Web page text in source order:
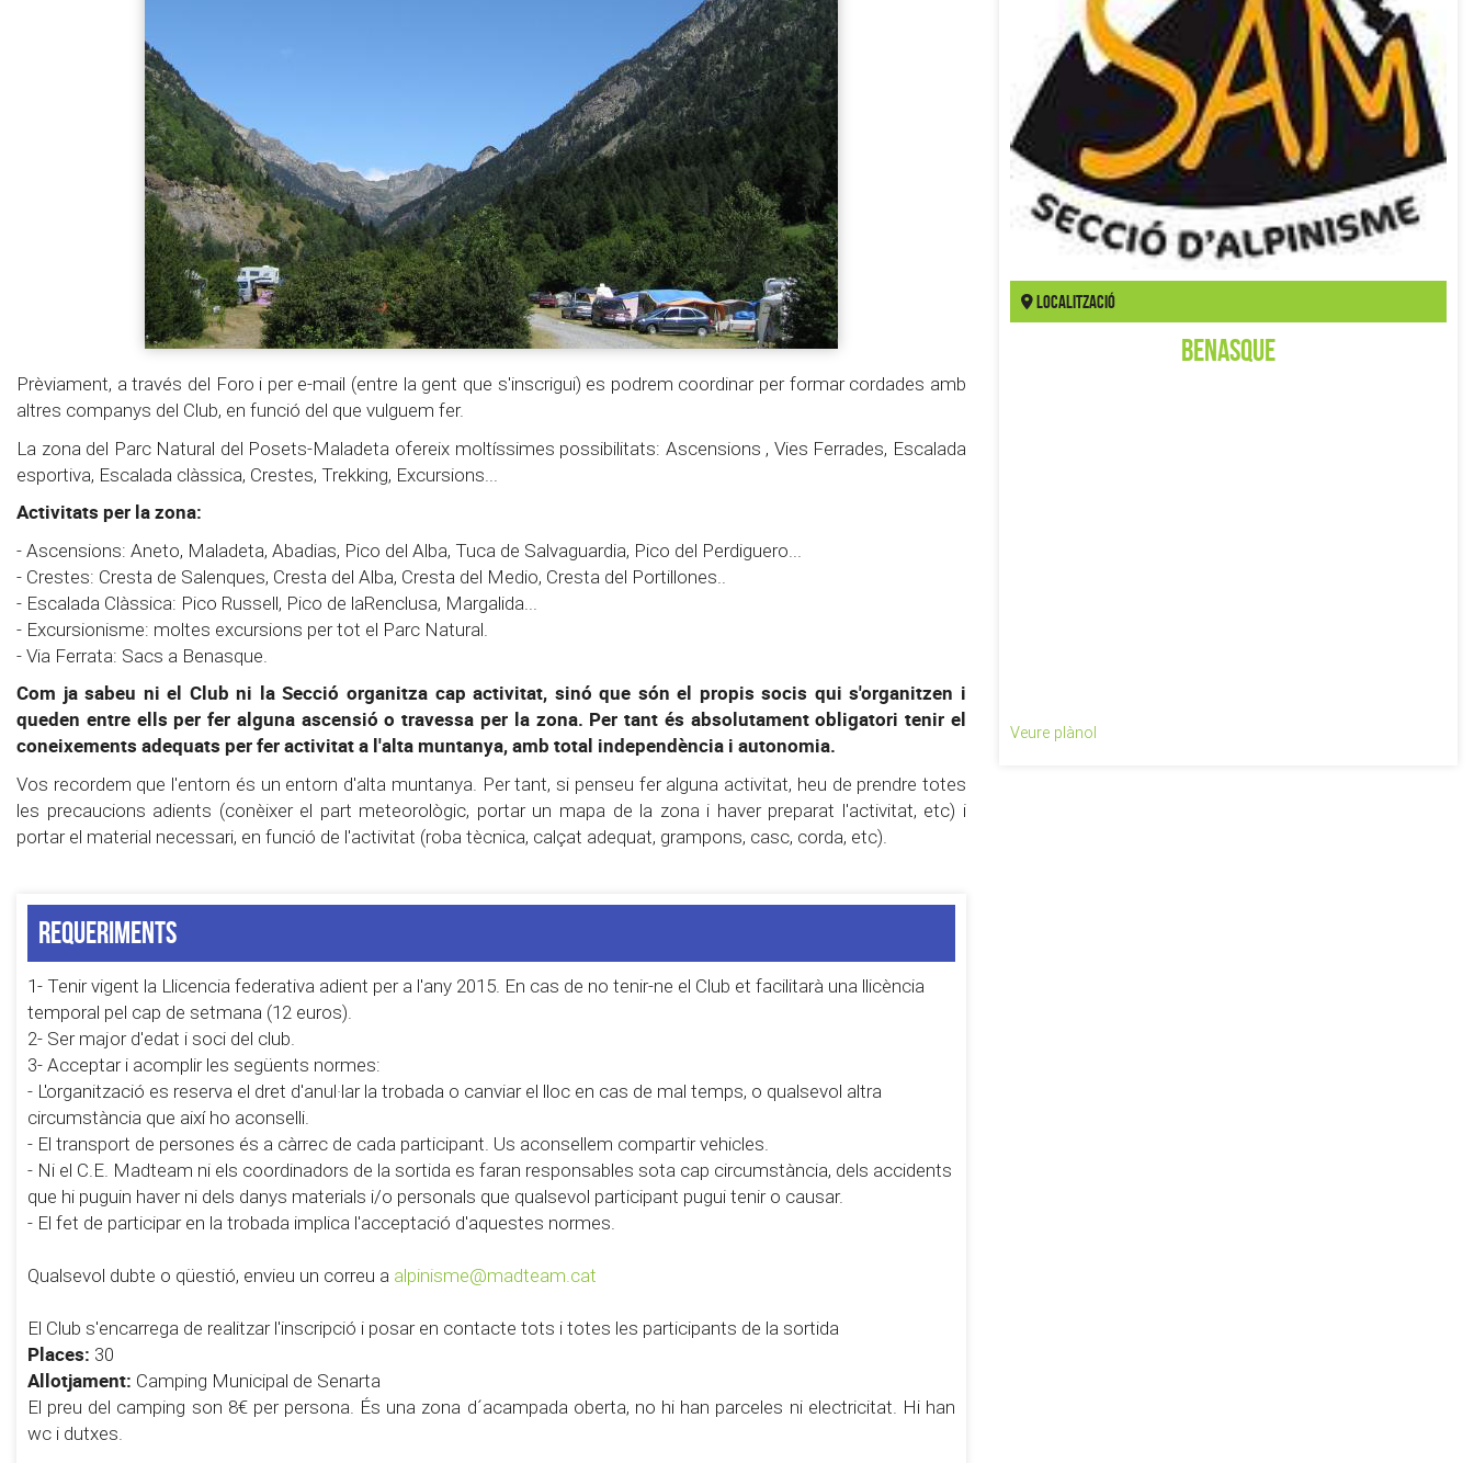
Prèviament, a través del Foro i per e-mail (entre la gent que s'inscrigui) es podrem coordinar per formar cordades amb
altres companys del Club, en funció del que vulguem fer.
La zona del Parc Natural del Posets-Maladeta ofereix moltíssimes possibilitats: Ascensions , Vies Ferrades, Escalada
esportiva, Escalada clàssica, Crestes, Trekking, Excursions...
Activitats per la zona:
- Ascensions: Aneto, Maladeta, Abadias, Pico del Alba, Tuca de Salvaguardia, Pico del Perdiguero...
- Crestes: Cresta de Salenques, Cresta del Alba, Cresta del Medio, Cresta del Portillones..
- Escalada Clàssica: Pico Russell, Pico de laRenclusa, Margalida...
- Excursionisme: moltes excursions per tot el Parc Natural.
- Via Ferrata: Sacs a Benasque.
Com ja sabeu ni el Club ni la Secció organitza cap activitat, sinó que són el propis socis qui s'organitzen i
queden entre ells per fer alguna ascensió o travessa per la zona. Per tant és absolutament obligatori tenir el
coneixements adequats per fer activitat a l'alta muntanya, amb total independència i autonomia.
Vos recordem que l'entorn és un entorn d'alta muntanya. Per tant, si penseu fer alguna activitat, heu de prendre totes
les precaucions adients (conèixer el part meteorològic, portar un mapa de la zona i haver preparat l'activitat, etc) i
portar el material necessari, en funció de l'activitat (roba tècnica, calçat adequat, grampons, casc, corda, etc).
Requeriments
1- Tenir vigent la Llicencia federativa adient per a l'any 2015. En cas de no tenir-ne el Club et facilitarà una llicència
temporal pel cap de setmana (12 euros).
2- Ser major d'edat i soci del club.
3- Acceptar i acomplir les següents normes:
- L'organització es reserva el dret d'anul·lar la trobada o canviar el lloc en cas de mal temps, o qualsevol altra
circumstància que així ho aconselli.
- El transport de persones és a càrrec de cada participant. Us aconsellem compartir vehicles.
- Ni el C.E. Madteam ni els coordinadors de la sortida es faran responsables sota cap circumstància, dels accidents
que hi puguin haver ni dels danys materials i/o personals que qualsevol participant pugui tenir o causar.
- El fet de participar en la trobada implica l'acceptació d'aquestes normes.
Qualsevol dubte o qüestió, envieu un correu a alpinisme@madteam.cat
El Club s'encarrega de realitzar l'inscripció i posar en contacte tots i totes les participants de la sortida
Places: 30
Allotjament: Camping Municipal de Senarta
El preu del camping son 8€ per persona. És una zona d´acampada oberta, no hi han parceles ni electricitat. Hi han
wc i dutxes.
Localització
Benasque
Veure plànol